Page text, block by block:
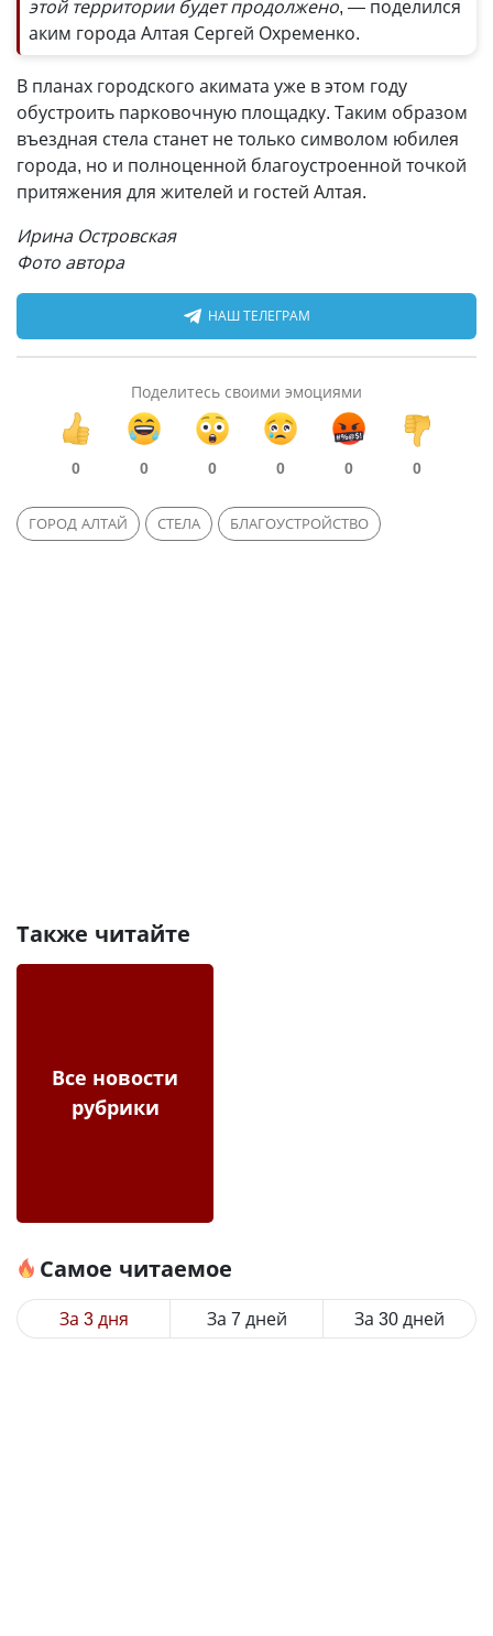
этой территории будет продолжено, — поделился
аким города Алтая Сергей Охременко.
В планах городского акимата уже в этом году
обустроить парковочную площадку. Таким образом
въездная стела станет не только символом юбилея
города, но и полноценной благоустроенной точкой
притяжения для жителей и гостей Алтая.
Ирина Островская
Фото автора
НАШ ТЕЛЕГРАМ
Поделитесь своими эмоциями
0 0 0 0 0 0
ГОРОД АЛТАЙ СТЕЛА БЛАГОУСТРОЙСТВО
Также читайте
Все новости
рубрики
Самое читаемое
За 3 дня За 7 дней За 30 дней